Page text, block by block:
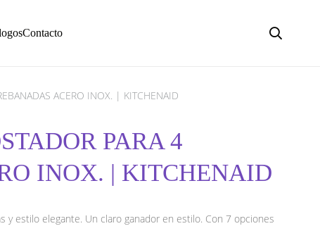
Contacto
ACERO INOX. | KITCHENAID
PARA 4
INOX. | KITCHENAID
y estilo elegante. Un claro ganador en estilo. Con 7 opciones